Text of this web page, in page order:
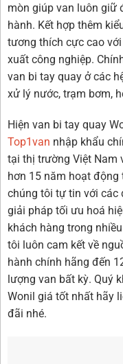
mòn giúp van luôn giữ
hành. Kết hợp thêm
tương thích cực cao
xuất công nghiệp.
van bi tay quay ở các
xử lý nước, trạm bơm,
Hiện van bi tay quay
Top1van nhập khẩu
tại thị trường Việt Nam
hơn 15 năm hoạt
chúng tôi tự tin với các
giải pháp tối ưu hoá
khách hàng trong
tôi luôn cam kết về
hành chính hãng đến
lượng van bất kỳ. Quý
Wonil giá tốt nhất hãy
đãi nhé.